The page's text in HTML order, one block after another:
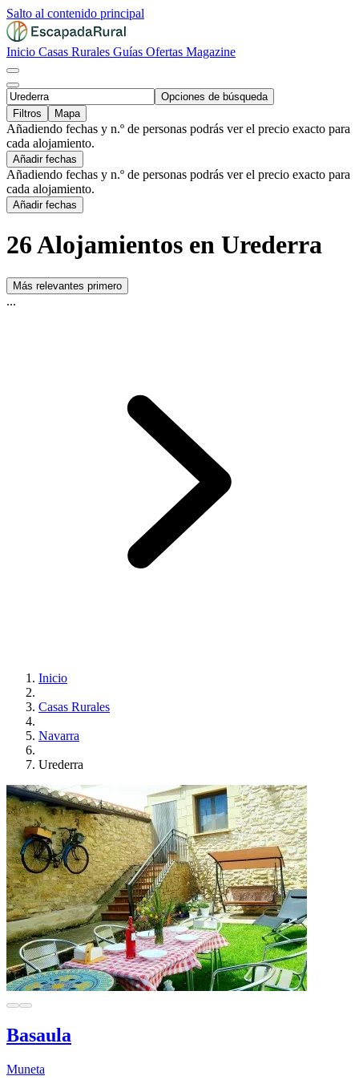
Salto al contenido principal
Inicio Casas Rurales Guías Ofertas Magazine
Opciones de búsqueda
Filtros
Mapa
Añadiendo fechas y n.º de personas podrás ver el precio exacto para
cada alojamiento.
Añadir fechas
Añadiendo fechas y n.º de personas podrás ver el precio exacto para
cada alojamiento.
Añadir fechas
26 Alojamientos en Urederra
Más relevantes primero
...
Inicio
Casas Rurales
Navarra
Urederra
Basaula
Muneta